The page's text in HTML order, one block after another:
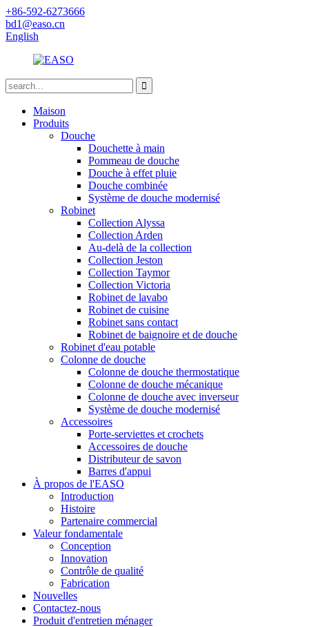
+86-592-6273666
bd1@easo.cn
English
Maison
Produits
Douche
Douchette à main
Pommeau de douche
Douche à effet pluie
Douche combinée
Système de douche modernisé
Robinet
Collection Alyssa
Collection Arden
Au-delà de la collection
Collection Jeston
Collection Taymor
Collection Victoria
Robinet de lavabo
Robinet de cuisine
Robinet sans contact
Robinet de baignoire et de douche
Robinet d'eau potable
Colonne de douche
Colonne de douche thermostatique
Colonne de douche mécanique
Colonne de douche avec inverseur
Système de douche modernisé
Accessoires
Porte-serviettes et crochets
Accessoires de douche
Distributeur de savon
Barres d'appui
À propos de l'EASO
Introduction
Histoire
Partenaire commercial
Valeur fondamentale
Conception
Innovation
Contrôle de qualité
Fabrication
Nouvelles
Contactez-nous
Produit d'entretien ménager